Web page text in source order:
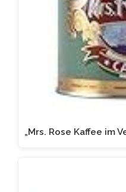
„Mrs. Rose Kaffee im